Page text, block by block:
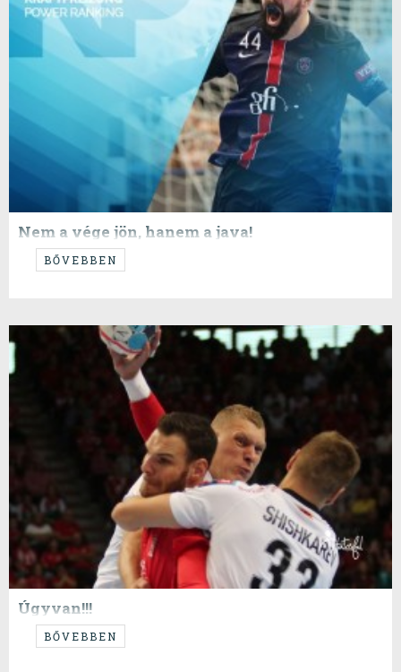
Nem a vége jön, hanem a java!
Azt gondolhatnánk, két fordulóval a vége előtt a fontos kérdések már
eldőltek. Aztán ránézünk a táblázatra...
BŐVEBBEN
Úgyvan!!!
...erről van itt szó, vastagon...
BŐVEBBEN